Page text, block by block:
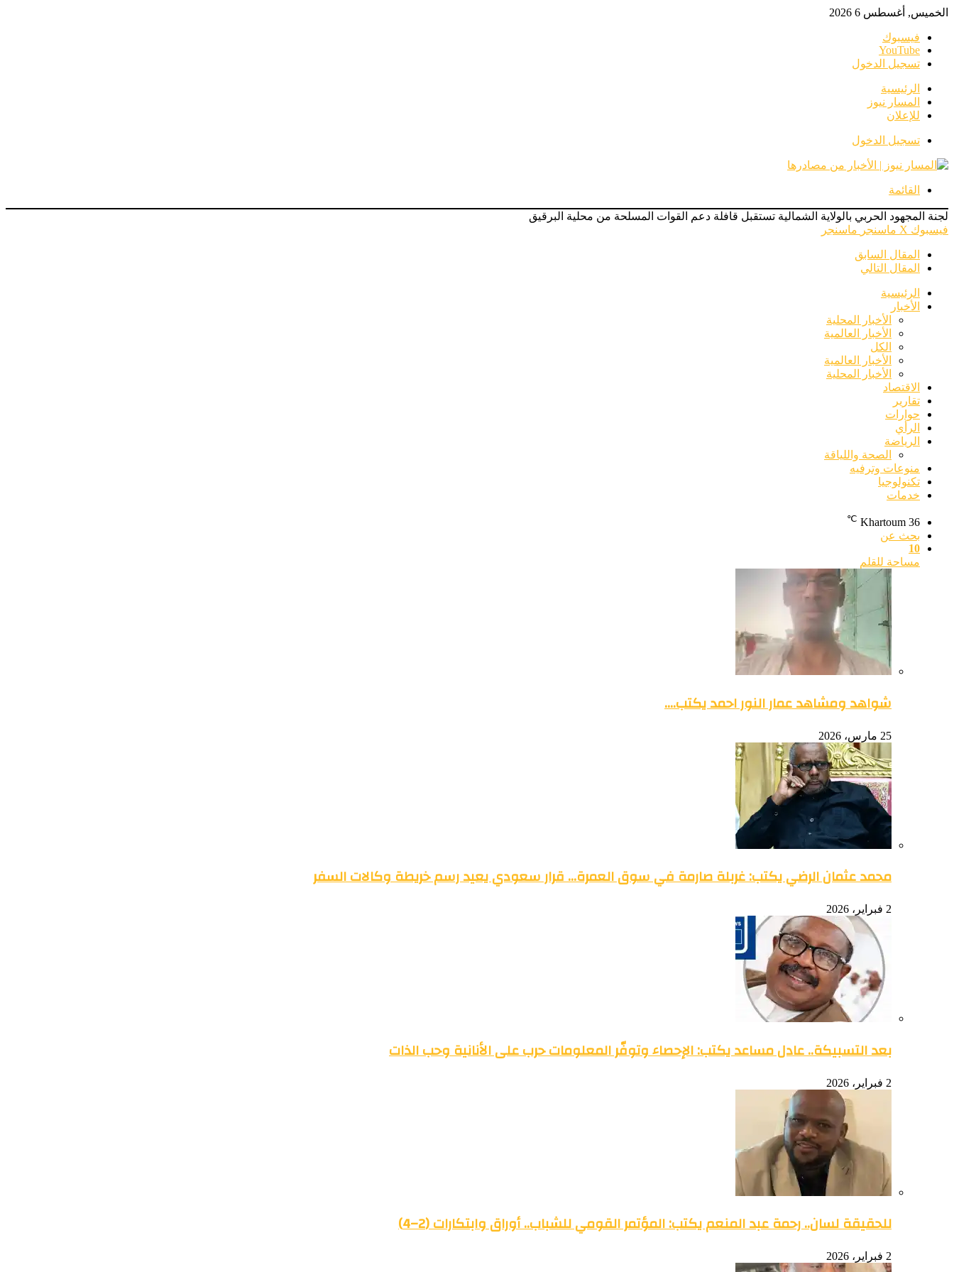
الخميس, أغسطس 6 2026
فيسبوك
‫YouTube
تسجيل الدخول
الرئيسية
المسار نيوز
للإعلان
تسجيل الدخول
القائمة
لجنة المجهود الحربي بالولاية الشمالية تستقبل قافلة دعم القوات المسلحة من محلية البرقيق
فيسبوك ‫X ماسنجر ماسنجر
المقال السابق
المقال التالي
الرئيسية
الأخبار
الأخبار المحلية
الأخبار العالمية
الكل
الأخبار العالمية
الأخبار المحلية
الاقتصاد
تقارير
حوارات
الرأي
الرياضة
الصحة واللياقة
منوعات وترفيه
تكنولوجيا
خدمات
Khartoum 36
℃
بحث عن
10
مساحة للقلم
شواهد ومشاهد عمار النور احمد يكتب….
25 مارس، 2026
محمد عثمان الرضي يكتب: غربلة صارمة في سوق العمرة… قرار سعودي يعيد رسم خريطة وكالات السفر
2 فبراير، 2026
بعد التسبيكة.. عادل مساعد يكتب: الإحصاء وتوفّر المعلومات حرب على الأنانية وحب الذات
2 فبراير، 2026
للحقيقة لسان.. رحمة عبد المنعم يكتب: المؤتمر القومي للشباب.. أوراق وابتكارات (2–4)
2 فبراير، 2026